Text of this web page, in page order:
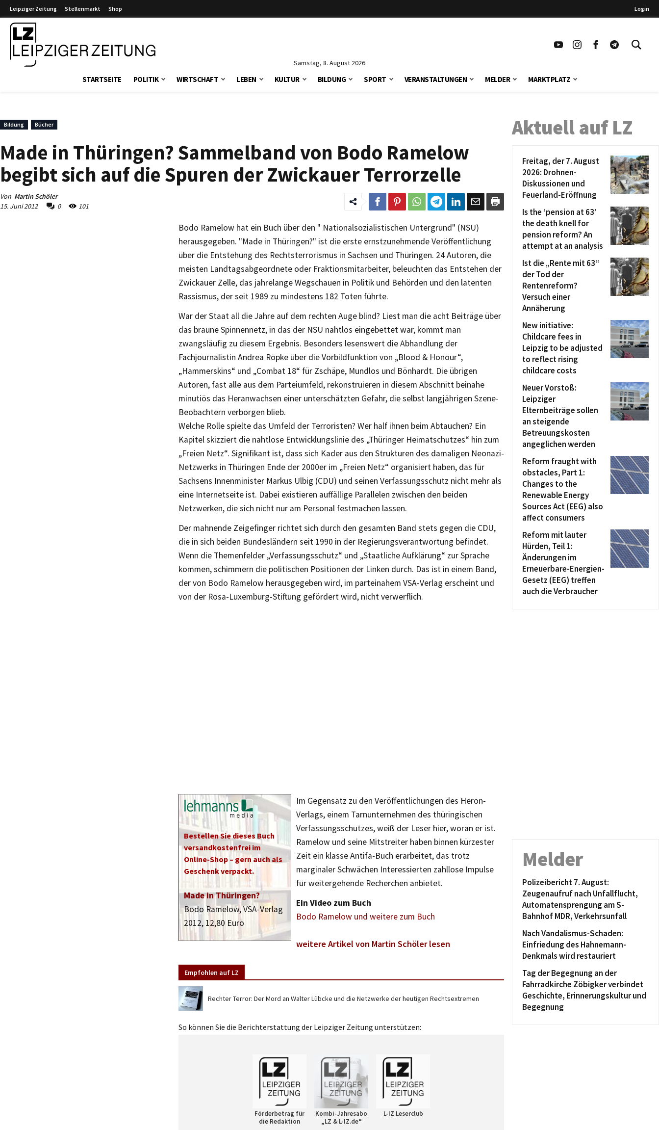
Leipziger Zeitung Stellenmarkt Shop Login
Samstag, 8. August 2026
STARTSEITE POLITIK WIRTSCHAFT LEBEN KULTUR BILDUNG SPORT VERANSTALTUNGEN MELDER MARKTPLATZ
Bildung Bücher
Made in Thüringen? Sammelband von Bodo Ramelow
begibt sich auf die Spuren der Zwickauer Terrorzelle
Von Martin Schöler
15. Juni 2012
0 101
Bodo Ramelow hat ein Buch über den " Nationalsozialistischen Untergrund" (NSU)
herausgegeben. "Made in Thüringen?" ist die erste ernstzunehmende Veröffentlichung
über die Entstehung des Rechtsterrorismus in Sachsen und Thüringen. 24 Autoren, die
meisten Landtagsabgeordnete oder Fraktionsmitarbeiter, beleuchten das Entstehen der
Zwickauer Zelle, das jahrelange Wegschauen in Politik und Behörden und den latenten
Rassismus, der seit 1989 zu mindestens 182 Toten führte.
War der Staat all die Jahre auf dem rechten Auge blind? Liest man die acht Beiträge über
das braune Spinnennetz, in das der NSU nahtlos eingebettet war, kommt man
zwangsläufig zu diesem Ergebnis. Besonders lesenswert die Abhandlung der
Fachjournalistin Andrea Röpke über die Vorbildfunktion von „Blood & Honour“,
„Hammerskins“ und „Combat 18“ für Zschäpe, Mundlos und Bönhardt. Die übrigen
Autoren, fast alle aus dem Parteiumfeld, rekonstruieren in diesem Abschnitt beinahe
minutiös das Heranwachsen einer unterschätzten Gefahr, die selbst langjährigen Szene-
Beobachtern verborgen blieb.
Welche Rolle spielte das Umfeld der Terroristen? Wer half ihnen beim Abtauchen? Ein
Kapitel skizziert die nahtlose Entwicklungslinie des „Thüringer Heimatschutzes“ hin zum
„Freien Netz“. Signifikant ist, dass sich Kader aus den Strukturen des damaligen Neonazi-
Netzwerks in Thüringen Ende der 2000er im „Freien Netz“ organisiert haben, das für
Sachsens Innenminister Markus Ulbig (CDU) und seinen Verfassungsschutz nicht mehr als
eine Internetseite ist. Dabei existieren auffällige Parallelen zwischen den beiden
Netzwerken, die sich nicht nur am Personal festmachen lassen.
Der mahnende Zeigefinger richtet sich durch den gesamten Band stets gegen die CDU,
die in sich beiden Bundesländern seit 1990 in der Regierungsverantwortung befindet.
Wenn die Themenfelder „Verfassungsschutz“ und „Staatliche Aufklärung“ zur Sprache
kommen, schimmern die politischen Positionen der Linken durch. Das ist in einem Band,
der von Bodo Ramelow herausgegeben wird, im parteinahem VSA-Verlag erscheint und
von der Rosa-Luxemburg-Stiftung gefördert wird, nicht verwerflich.
Bestellen Sie dieses Buch
versandkostenfrei im
Online-Shop – gern auch als
Geschenk verpackt.
Made in Thüringen?
Bodo Ramelow, VSA-Verlag
2012, 12,80 Euro
Im Gegensatz zu den Veröffentlichungen des Heron-
Verlags, einem Tarnunternehmen des thüringischen
Verfassungsschutzes, weiß der Leser hier, woran er ist.
Ramelow und seine Mitstreiter haben binnen kürzester
Zeit ein klasse Antifa-Buch erarbeitet, das trotz
marginaler Schwächen Interessierten zahllose Impulse
für weitergehende Recherchen anbietet.
Ein Video zum Buch
Bodo Ramelow und weitere zum Buch
weitere Artikel von Martin Schöler lesen
Empfohlen auf LZ
Rechter Terror: Der Mord an Walter Lübcke und die Netzwerke der heutigen Rechtsextremen
So können Sie die Berichterstattung der Leipziger Zeitung unterstützen:
Förderbetrag für
die Redaktion
Kombi-Jahresabo
„LZ & L-IZ.de“
L-IZ Leserclub
Aktuell auf LZ
Freitag, der 7. August
2026: Drohnen-
Diskussionen und
Feuerland-Eröffnung
Is the ‘pension at 63’
the death knell for
pension reform? An
attempt at an analysis
Ist die „Rente mit 63“
der Tod der
Rentenreform?
Versuch einer
Annäherung
New initiative:
Childcare fees in
Leipzig to be adjusted
to reflect rising
childcare costs
Neuer Vorstoß:
Leipziger
Elternbeiträge sollen
an steigende
Betreuungskosten
angeglichen werden
Reform fraught with
obstacles, Part 1:
Changes to the
Renewable Energy
Sources Act (EEG) also
affect consumers
Reform mit lauter
Hürden, Teil 1:
Änderungen im
Erneuerbare-Energien-
Gesetz (EEG) treffen
auch die Verbraucher
Melder
Polizeibericht 7. August:
Zeugenaufruf nach Unfallflucht,
Automatensprengung am S-
Bahnhof MDR, Verkehrsunfall
Nach Vandalismus-Schaden:
Einfriedung des Hahnemann-
Denkmals wird restauriert
Tag der Begegnung an der
Fahrradkirche Zöbigker verbindet
Geschichte, Erinnerungskultur und
Begegnung